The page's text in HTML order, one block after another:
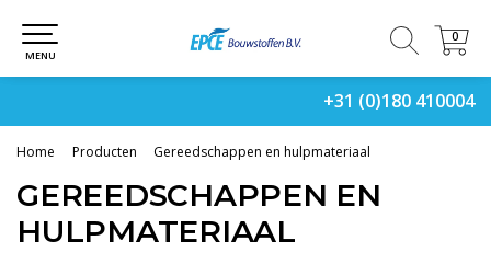
+31 (0)180 410004
0
0
MENU
Home Producten Gereedschappen en hulpmateriaal
GEREEDSCHAPPEN EN
HULPMATERIAAL